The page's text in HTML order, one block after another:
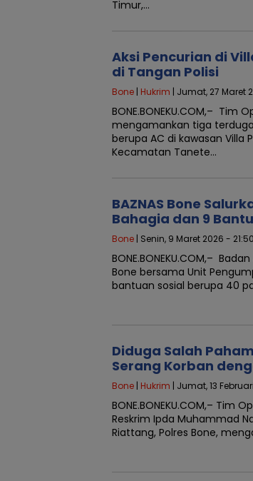
Timur,…
Aksi Pencurian di
di Tangan Polisi
Bone | Hukrim | Jumat, 27 Maret
BONE.BONEKU.COM,– Tim
mengamankan tiga
berupa AC di kawasan Villa
Kecamatan Tanete…
BAZNAS Bone
Bahagia dan 9
Bone | Senin, 9 Maret 2026 -
BONE.BONEKU.COM,–
Bone bersama Unit
bantuan sosial berupa 40
Diduga Salah
Serang Korban
Bone | Hukrim | Jumat, 13
BONE.BONEKU.COM,– Tim
Reskrim Ipda Muhammad
Riattang, Polres Bone,